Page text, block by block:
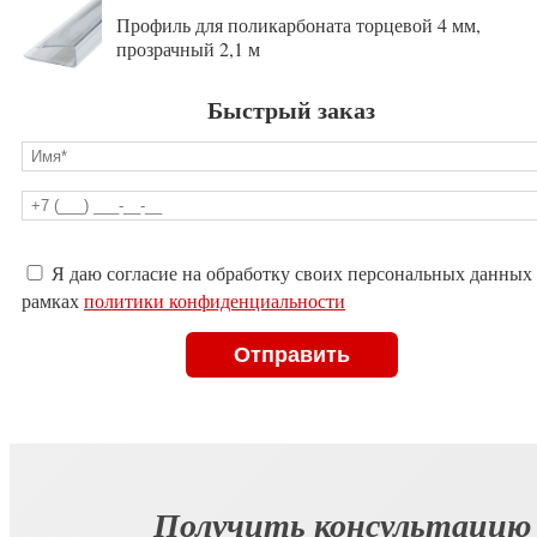
Профиль для поликарбоната торцевой 4 мм,
прозрачный 2,1 м
Быстрый заказ
это
поле
Я даю согласие на обработку своих персональных данных
рамкахполитики конфиденциальности
Получить консультацию